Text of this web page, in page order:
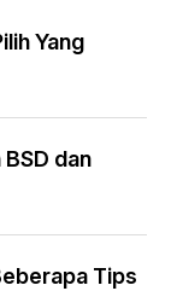
Yang
dan
Tips